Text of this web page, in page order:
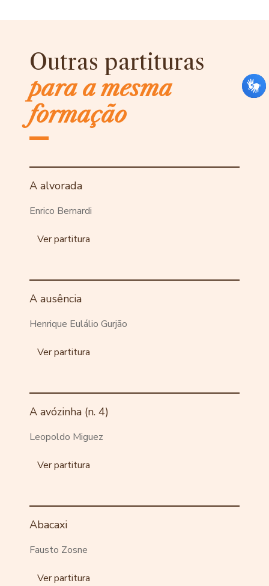
Outras partituras
para a mesma
formação
A alvorada
Enrico Bernardi
Ver partitura
A ausência
Henrique Eulálio Gurjão
Ver partitura
A avózinha (n. 4)
Leopoldo Miguez
Ver partitura
Abacaxi
Fausto Zosne
Ver partitura